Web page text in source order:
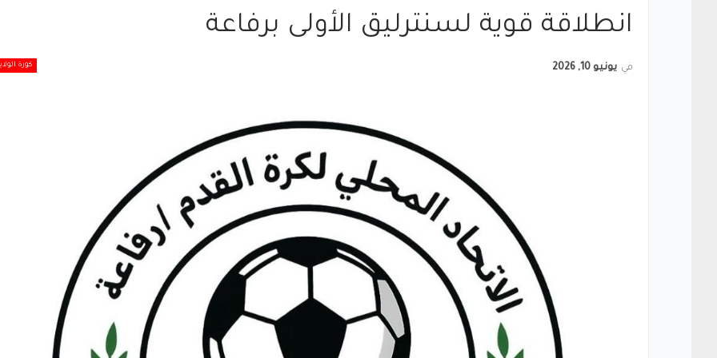
انطلاقة قوية لسنترليق الأولى برفاعة
كورة في يونيو 10, 2026